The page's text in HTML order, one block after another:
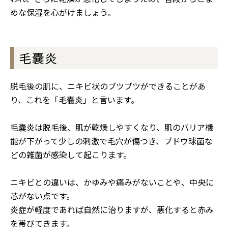
めな保湿を心がけましょう。
毛嚢炎
脱毛後の肌に、ニキビ状のブツブツができることがあ
り、これを「毛嚢炎」と言います。
毛嚢炎は脱毛後、肌が乾燥しやすくなり、肌のバリア機
能が下がって少しの刺激で毛穴が傷つき、ブドウ球菌な
どの雑菌が感染して起こります。
ニキビとの違いは、かゆみや痛みがないことや、中央に
芯がない点です。
炎症が軽度であれば自然に治りますが、悪化すると赤み
を帯びてきます。